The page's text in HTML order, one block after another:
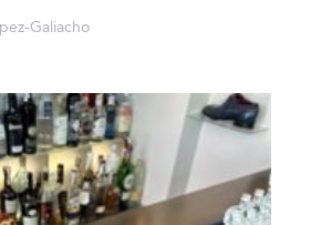
Galiacho